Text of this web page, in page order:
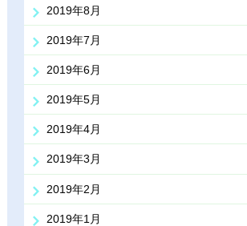
2019年8月
2019年7月
2019年6月
2019年5月
2019年4月
2019年3月
2019年2月
2019年1月